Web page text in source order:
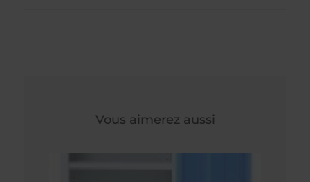
Vous aimerez aussi